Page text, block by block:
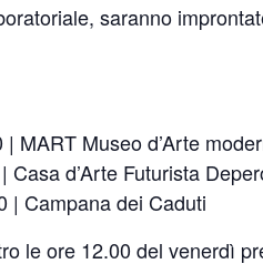
saranno
MART Museo d’Arte
d’Arte Futurista
| Campana dei Caduti
le ore 12.00 del venerdì